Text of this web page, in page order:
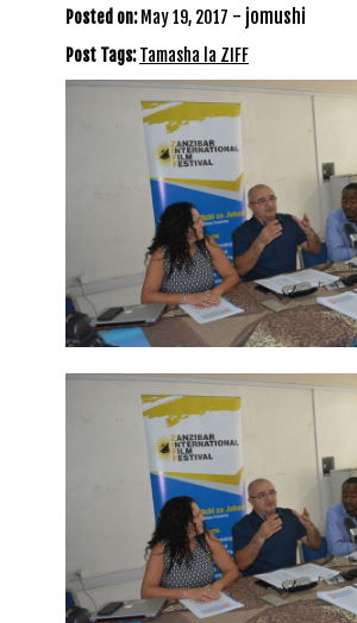
Posted on: May 19, 2017 - jomushi
Post Tags:Tamasha la ZIFF